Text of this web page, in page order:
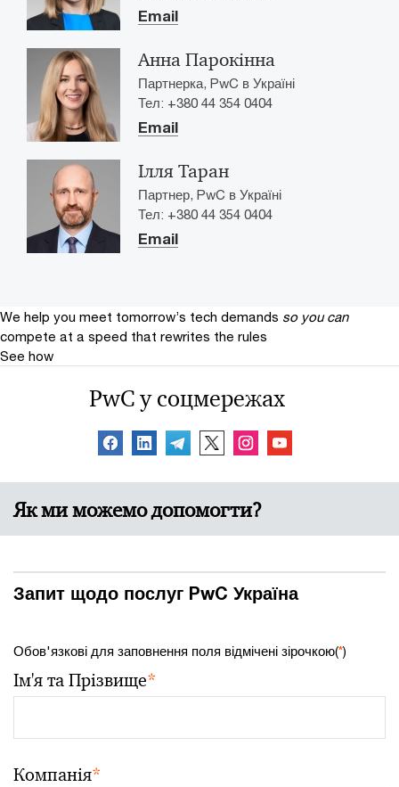
Email
Анна Парокінна
Партнерка, PwC в Україні
Тел: +380 44 354 0404
Email
Ілля Таран
Партнер, PwC в Україні
Тел: +380 44 354 0404
Email
We help you meet tomorrow’s tech demands so you can
compete at a speed that rewrites the rules
See how
PwC у соцмережах
Як ми можемо допомогти?
Запит щодо послуг PwC Україна
Обов'язкові для заповнення поля відмічені зірочкою(*)
Ім'я та Прізвище*
Компанія*